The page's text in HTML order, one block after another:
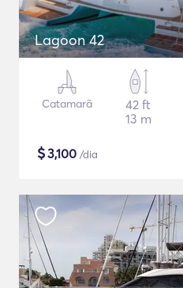
Lagoon 42
Catamarã
42 ft
13 m
$3,100 /dia